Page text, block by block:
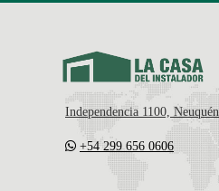
Independencia 1100, Neuquén
+54 299 656 0606